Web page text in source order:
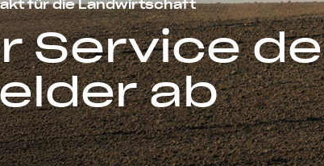
für die Landwirtschaft
Service
ab